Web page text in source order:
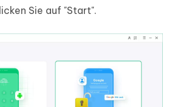
Sie auf "Start".